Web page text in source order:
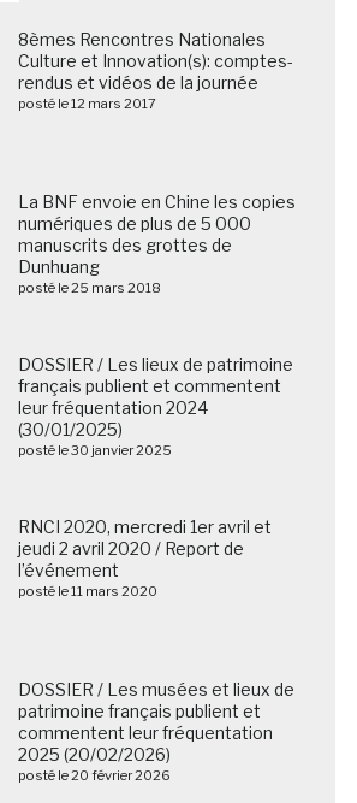
8èmes Rencontres Nationales
Culture et Innovation(s): comptes-
rendus et vidéos de la journée
posté le 12 mars 2017
La BNF envoie en Chine les copies
numériques de plus de 5 000
manuscrits des grottes de
Dunhuang
posté le 25 mars 2018
DOSSIER / Les lieux de patrimoine
français publient et commentent
leur fréquentation 2024
(30/01/2025)
posté le 30 janvier 2025
RNCI 2020, mercredi 1er avril et
jeudi 2 avril 2020 / Report de
l’événement
posté le 11 mars 2020
DOSSIER / Les musées et lieux de
patrimoine français publient et
commentent leur fréquentation
2025 (20/02/2026)
posté le 20 février 2026